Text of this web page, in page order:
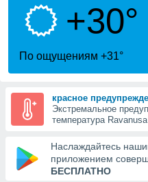
Вы можете
к этому
доступ
+30°
По ощущениям +31°
красное
Экстремальное
температура
Наслаждайтесь
приложением
БЕСПЛАТНО